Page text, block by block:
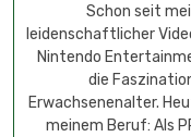
Schon seit
leidenschaftlicher
Nintendo
die
Erwachsenenalter.
meinem Beruf: Als